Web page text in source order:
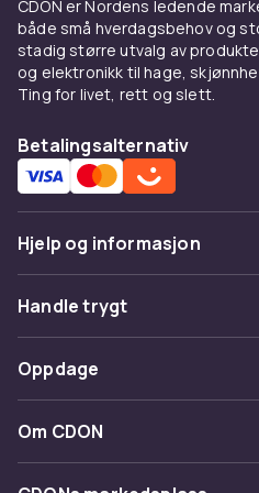
stor som en tradisjonell
Kjøp strømadaptere og
CDON. Se også
powerbanks.
Fordeler og
for
Hos CDON finner du
fra ledende produsenter
sortiment dekker alle
innstegsmodeller til
løsninger. Alle produkter
CDON er Nordens ledende
både små hverdagsbehov og
stadig større utvalg av
og elektronikk til hage,
Ting for livet, rett og slett.
Betalingsalternativ
Hjelp og informasjon
Vanlige spørsmål
Spor pakke
Angre & returner her
Kontakt oss
Handle trygt
Betaling
Levering
Oppdage
Kategorier
Varemerker
Om CDON
Om oss